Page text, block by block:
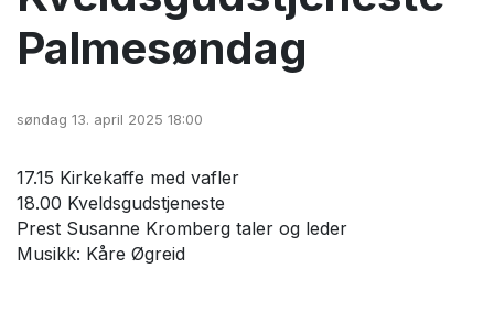
Palmesøndag
søndag 13. april 2025 18:00
17.15 Kirkekaffe med vafler
18.00 Kveldsgudstjeneste
Prest Susanne Kromberg taler og leder
Musikk: Kåre Øgreid